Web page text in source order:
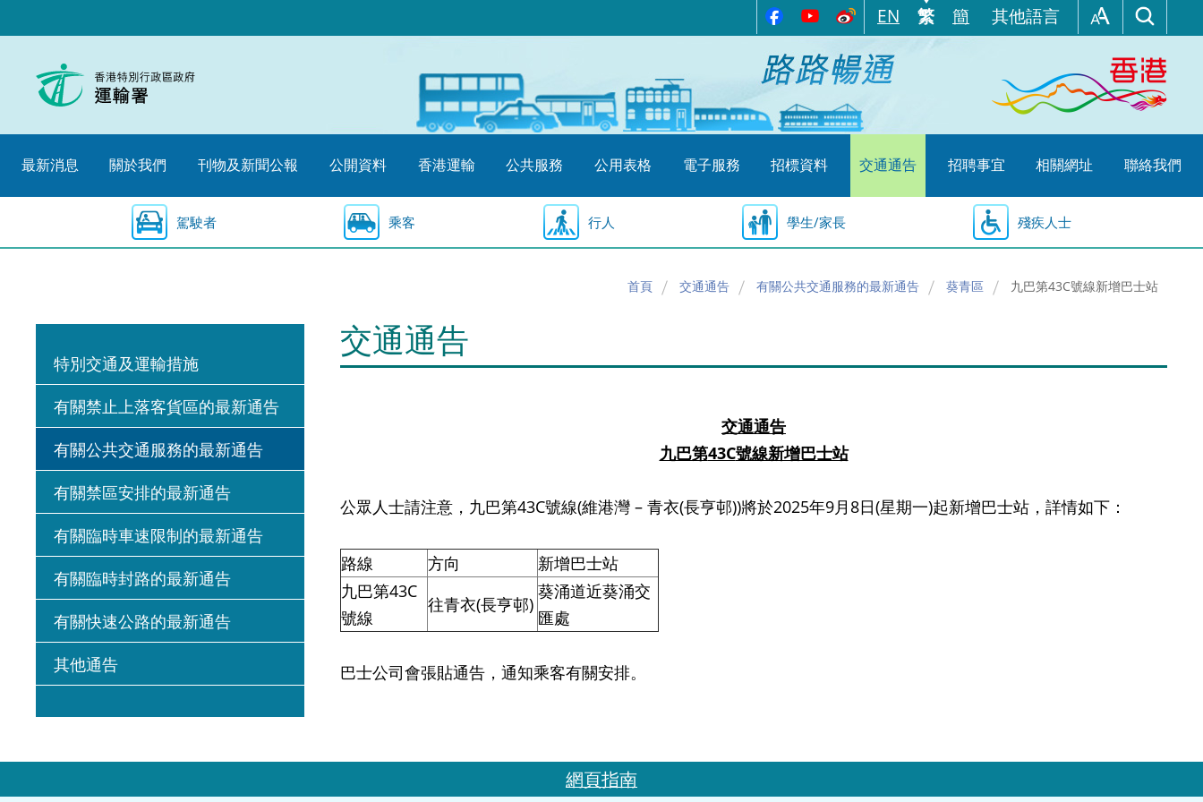
至
始
EN 繁 簡 其他語言
最新消息 關於我們 刊物及新聞公報 公開資料 香港運輸 公共服務 公用表格 電子服務 招標資料 交通通告 招聘事宜 相關網址 聯絡我們
駕駛者 乘客 行人 學生/家長 殘疾人士
首頁 交通通告 有關公共交通服務的最新通告 葵青區 九巴第43C號線新增巴士站
特別交通及運輸措施
有關禁止上落客貨區的最新通告
有關公共交通服務的最新通告
有關禁區安排的最新通告
有關臨時車速限制的最新通告
有關臨時封路的最新通告
有關快速公路的最新通告
其他通告
交通通告
交通通告
九巴第43C號線新增巴士站
公眾人士請注意，九巴第43C號線(維港灣 – 青衣(長亨邨))將於2025年9月8日(星期一)起新增巴士站，詳情如下：
路線 方向
新增巴士站
九巴第43C
號線
往青衣(長亨邨)
葵涌道近葵涌交
匯處
巴士公司會張貼通告，通知乘客有關安排。
網頁指南